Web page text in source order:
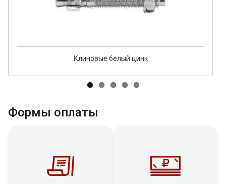
Клиновые белый цинк
Формы оплаты